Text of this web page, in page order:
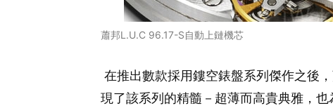
蕭邦L.U.C 96.17-S自動上鏈機芯
在推出數款採用鏤空錶盤系列傑作之後
現了該系列的精髓－超薄而高貴典雅，